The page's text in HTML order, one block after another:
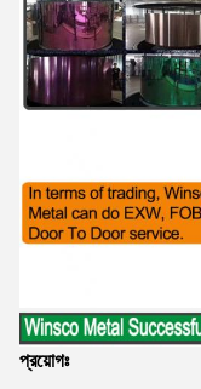
প্রয়োগঃ